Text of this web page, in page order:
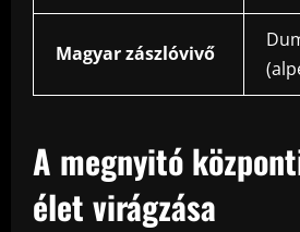
Magyar zászlóvivő
A megnyitó
élet virágzása